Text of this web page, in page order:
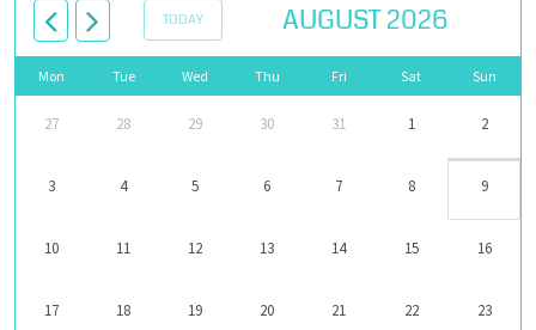
TODAY AUGUST 2026
Mon Tue Wed Thu Fri Sat Sun
27 28 29 30 31 1 2
3 4 5 6 7 8 9
10 11 12 13 14 15 16
17 18 19 20 21 22 23